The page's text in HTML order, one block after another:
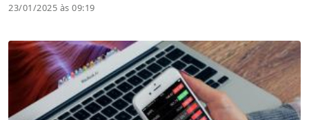
23/01/2025 às 09:19